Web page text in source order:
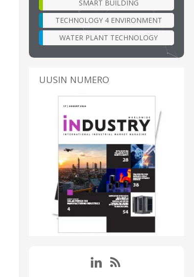
SMART BUILDING
TECHNOLOGY 4 ENVIRONMENT
WATER PLANT TECHNOLOGY
UUSIN NUMERO